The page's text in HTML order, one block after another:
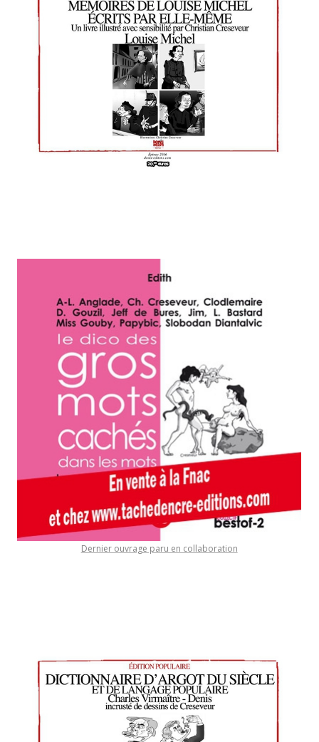
Dernier ouvrage paru en collaboration